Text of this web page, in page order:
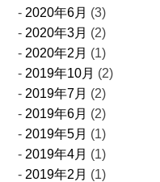
2020年6月 (3)
2020年3月 (2)
2020年2月 (1)
2019年10月 (2)
2019年7月 (2)
2019年6月 (2)
2019年5月 (1)
2019年4月 (1)
2019年2月 (1)